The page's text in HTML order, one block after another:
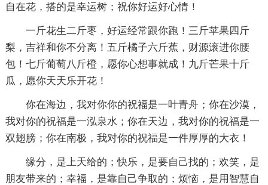
自在花，搭的是幸运树；祝你好运好心情！
一斤花生二斤枣，好运经常跟你跑！三斤苹果四斤
梨，吉祥和你不分离！五斤橘子六斤蕉，财源滚进你腰
包！七斤葡萄八斤橙，愿你心想事就成！九斤芒果十斤
瓜，愿你天天乐开花！
你在海边，我对你你的祝福是一叶青舟；你在沙漠，
我对你的祝福是一泓泉水；你在天边，我对你的祝福是一
双翅膀；你在南极，我对你的祝福是一件厚厚的大衣！
缘分，是上天给的；快乐，是要自己找的；欢笑，是
朋友带来的；幸福，是靠自己争取的；烦恼，是用智慧自